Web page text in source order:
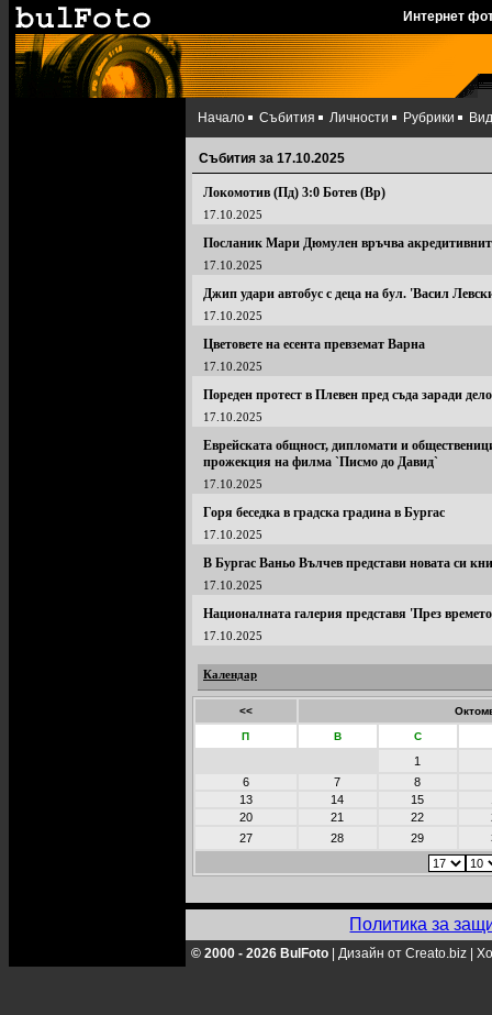
Интернет
Начало Събития Личности Рубрики
Събития за 17.10.2025
Локомотив (Пд) 3:0 Ботев (Вр)
17.10.2025
Посланик Мари Дюмулен връчва
17.10.2025
Джип удари автобус с деца на бул. 'Васил
17.10.2025
Цветовете на есента превземат Варна
17.10.2025
Пореден протест в Плевен пред съда заради
17.10.2025
Еврейската общност, дипломати и
прожекция на филма `Писмо до Давид`
17.10.2025
Горя беседка в градска градина в Бургас
17.10.2025
В Бургас Ваньо Вълчев представи новата си
17.10.2025
Националната галерия представя 'През
17.10.2025
Календар
<<
П В С
1
6
7
8
13
14 15
20
21 22
27
28 29
Политика за
© 2000 - 2026 BulFoto Дизайн от Creato.biz